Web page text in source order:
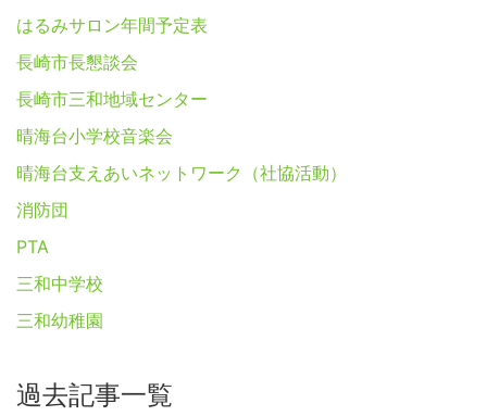
はるみサロン年間予定表
長崎市長懇談会
長崎市三和地域センター
晴海台小学校音楽会
晴海台支えあいネットワーク（社協活動）
消防団
PTA
三和中学校
三和幼稚園
過去記事一覧